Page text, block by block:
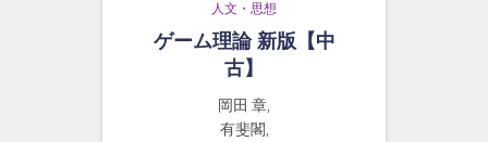
人文・思想
ゲーム理論 新版【中
古】
岡田 章,
有斐閣,